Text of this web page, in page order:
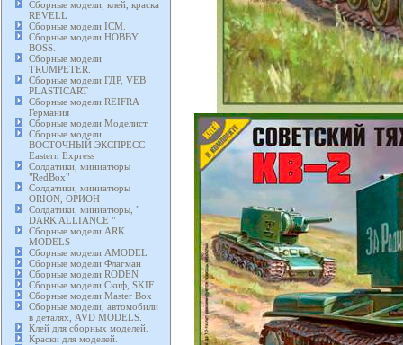
Сборные модели, клей, краска
REVELL
Сборные модели ICM.
Сборные модели HOBBY
BOSS.
Сборные модели
TRUMPETER.
Сборные модели ГДР, VEB
PLASTICART
Сборные модели REIFRA
Германия
Сборные модели Моделист.
Сборные модели
ВОСТОЧНЫЙ ЭКСПРЕСС
Eastern Express
Солдатики, миниатюры
"RedBox"
Солдатики, миниатюры
ORION, ОРИОН
Солдатики, миниатюры, "
DARK ALLIANCE "
Сборные модели ARK
MODELS
Сборные модели AMODEL
Сборные модели Флагман
Сборные модели RODEN
Сборные модели Скиф, SKIF
Сборные модели Master Box
Сборные модели, автомобили
в деталях, AVD MODELS.
Клей для сборных моделей.
Краски для моделей.